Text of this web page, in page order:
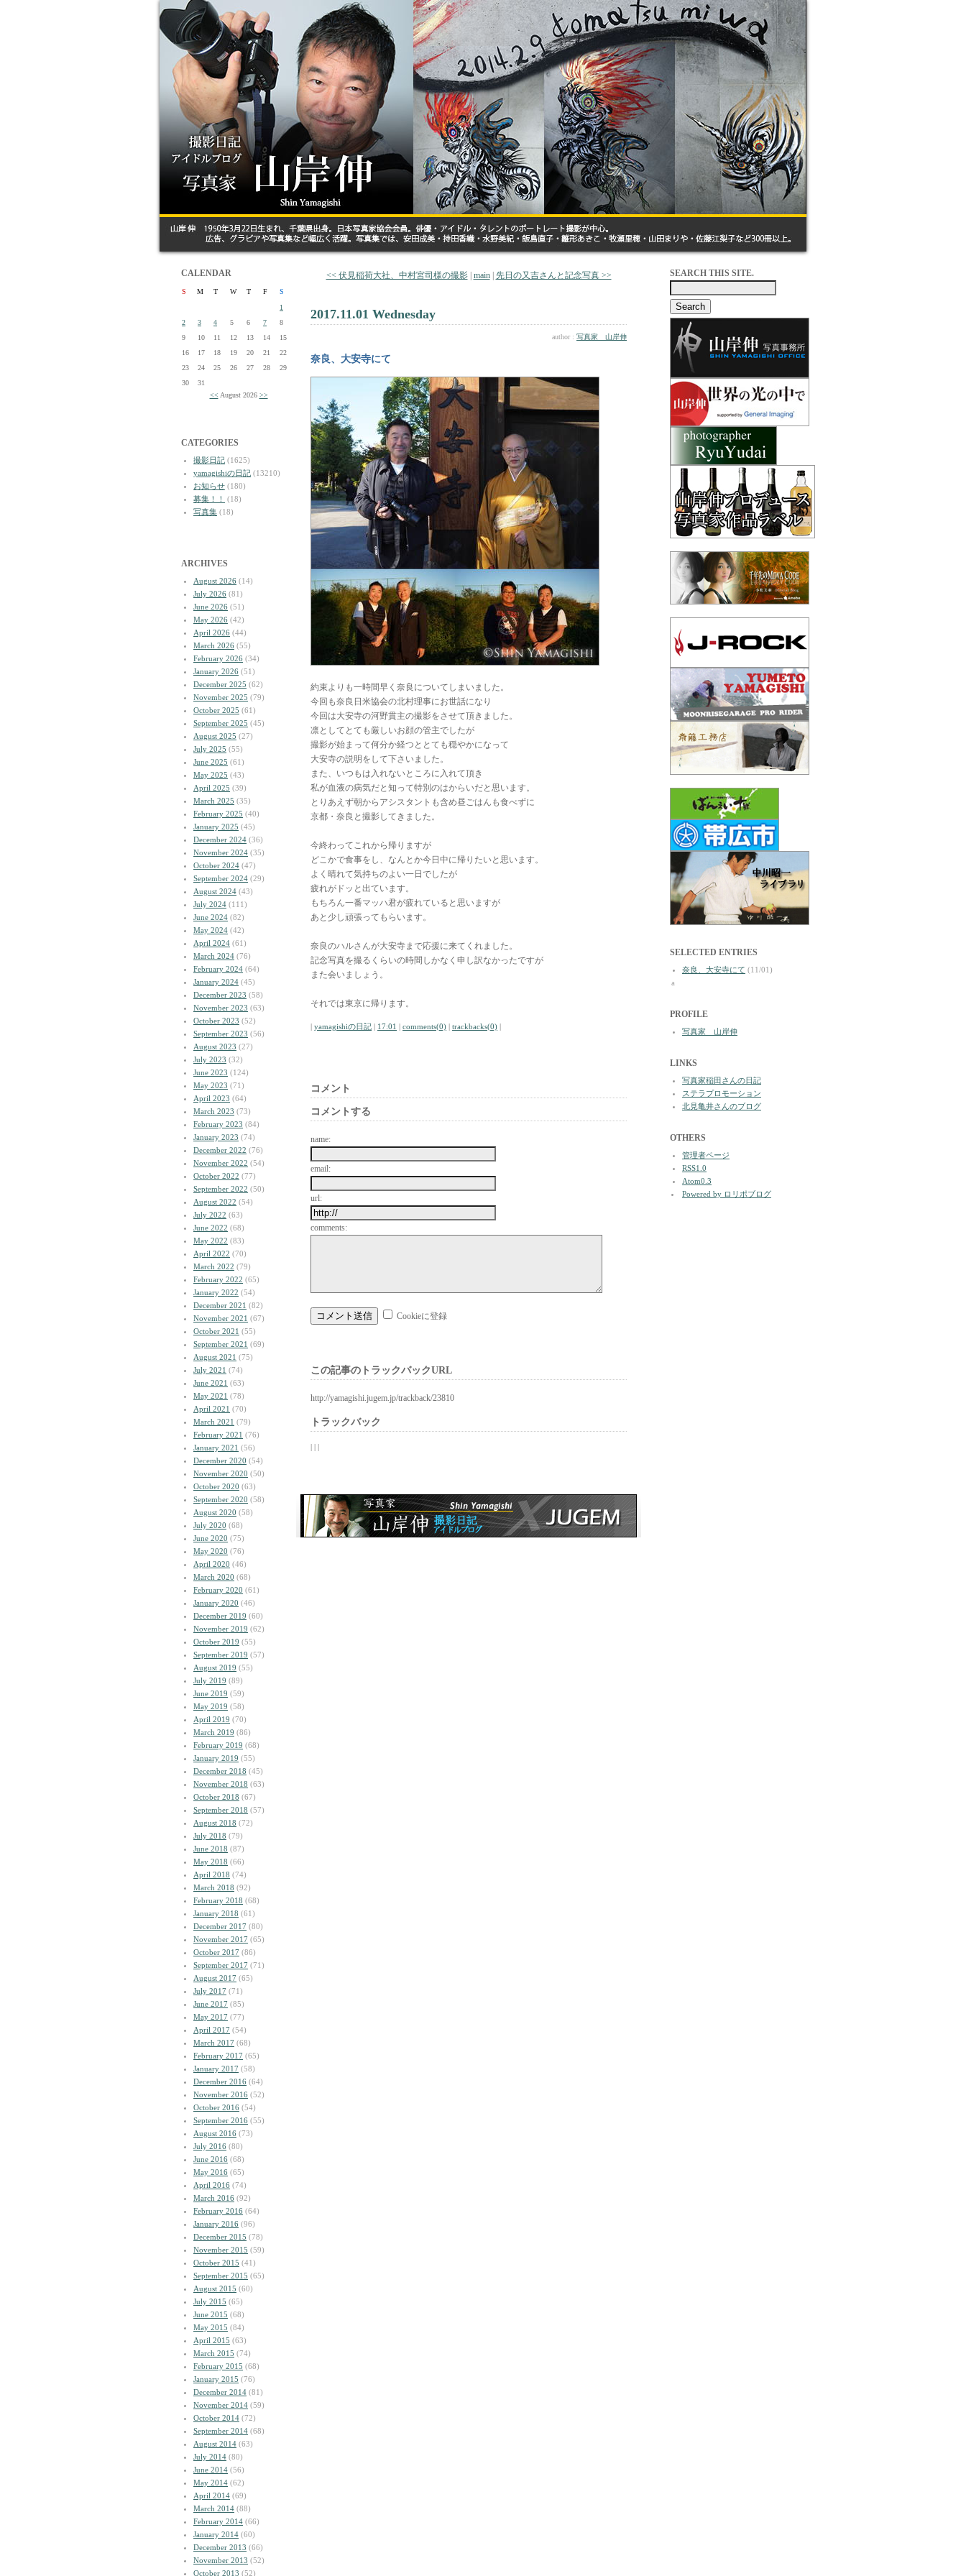
CALENDAR
S M T W T F
S
1
2
3 4 5 6 7
8
9
10 11 12 13 14
15
16
17 18 19 20 21
22
23
24 25 26 27 28
29
30
31
<< August 2026 >>
CATEGORIES
撮影日記 (1625)
yamagishiの日記 (13210)
お知らせ (180)
募集！！
(18)
写真集 (18)
ARCHIVES
August 2026 (14)
July 2026 (81)
June 2026 (51)
May 2026 (42)
April 2026 (44)
March 2026 (55)
February 2026 (34)
January 2026 (51)
December 2025 (62)
November 2025 (79)
October 2025 (61)
September 2025 (45)
August 2025 (27)
July 2025 (55)
June 2025 (61)
May 2025 (43)
April 2025 (39)
March 2025 (35)
February 2025 (40)
January 2025 (45)
December 2024 (36)
November 2024 (35)
October 2024 (47)
September 2024 (29)
August 2024 (43)
July 2024 (111)
June 2024 (82)
May 2024 (42)
April 2024 (61)
March 2024 (76)
February 2024 (64)
January 2024 (45)
December 2023 (58)
November 2023 (63)
October 2023 (52)
September 2023 (56)
August 2023 (27)
July 2023 (32)
June 2023 (124)
May 2023 (71)
April 2023 (64)
March 2023 (73)
February 2023 (84)
January 2023 (74)
December 2022 (76)
November 2022 (54)
October 2022 (77)
September 2022 (50)
August 2022 (54)
July 2022 (63)
June 2022 (68)
May 2022 (83)
April 2022 (70)
March 2022 (79)
February 2022 (65)
January 2022 (54)
December 2021 (82)
November 2021 (67)
October 2021 (55)
September 2021 (69)
August 2021 (75)
July 2021 (74)
June 2021 (63)
May 2021 (78)
April 2021 (70)
March 2021 (79)
February 2021 (76)
January 2021 (56)
December 2020 (54)
November 2020 (50)
October 2020 (63)
September 2020 (58)
August 2020 (58)
July 2020 (68)
June 2020 (75)
May 2020 (76)
April 2020 (46)
March 2020 (68)
February 2020 (61)
January 2020 (46)
December 2019 (60)
November 2019 (62)
October 2019 (55)
September 2019 (57)
August 2019 (55)
July 2019 (89)
June 2019 (59)
May 2019 (58)
April 2019 (70)
March 2019 (86)
February 2019 (68)
January 2019 (55)
December 2018 (45)
November 2018 (63)
October 2018 (67)
September 2018 (57)
August 2018 (72)
July 2018 (79)
June 2018 (87)
May 2018 (66)
April 2018 (74)
March 2018 (92)
February 2018 (68)
January 2018 (61)
December 2017 (80)
November 2017 (65)
October 2017 (86)
September 2017 (71)
August 2017 (65)
July 2017 (71)
June 2017 (85)
May 2017 (77)
April 2017 (54)
March 2017 (68)
February 2017 (65)
January 2017 (58)
December 2016 (64)
November 2016 (52)
October 2016 (54)
September 2016 (55)
August 2016 (73)
July 2016 (80)
June 2016 (68)
May 2016 (65)
April 2016 (74)
March 2016 (92)
February 2016 (64)
January 2016 (96)
December 2015 (78)
November 2015 (59)
October 2015 (41)
September 2015 (65)
August 2015 (60)
July 2015 (65)
June 2015 (68)
May 2015 (84)
April 2015 (63)
March 2015 (74)
February 2015 (68)
January 2015 (76)
December 2014 (81)
November 2014 (59)
October 2014 (72)
September 2014 (68)
August 2014 (63)
July 2014 (80)
June 2014 (56)
May 2014 (62)
April 2014 (69)
March 2014 (88)
February 2014 (66)
January 2014 (60)
December 2013 (66)
November 2013 (52)
October 2013 (52)
<< 伏見稲荷大社、中村宮司様の撮影| main| 先日の又吉さんと記念写真 >>
2017.11.01 Wednesday
author : 写真家 山岸伸
奈良、大安寺にて
約束よりも一時間早く奈良についてしまいました。
今回も奈良日米協会の北村理事にお世話になり
今回は大安寺の河野貫主の撮影をさせて頂きました。
凛としてとても厳しいお顔の管主でしたが
撮影が始まって何分か経つととても穏やかになって
大安寺の説明をして下さいました。
また、いつもは入れないところに入れて頂き
私が血液の病気だと知って特別のはからいだと思います。
とりあえず朝からアシスタントも含め昼ごはんも食べずに
京都・奈良と撮影してきました。
今終わってこれから帰りますが
どこかで食事をし、なんとか今日中に帰りたいと思います。
よく晴れて気持ちのよい一日でしたが
疲れがドッと出ています。
もちろん一番マッハ君が疲れていると思いますが
あと少し頑張ってもらいます。
奈良のハルさんが大安寺まで応援に来てくれました。
記念写真を撮るくらいの時間しかなく申し訳なかったですが
また会いましょう。
それでは東京に帰ります。
| yamagishiの日記 | 17:01 | comments(0) | trackbacks(0) |
コメント
コメントする
name:
email:
url:
comments:
Cookieに登録
この記事のトラックバックURL
http://yamagishi.jugem.jp/trackback/23810
トラックバック
| | |
SEARCH THIS SITE.
SELECTED ENTRIES
奈良、大安寺にて (11/01)
a
PROFILE
写真家 山岸伸
LINKS
写真家稲田さんの日記
ステラプロモーション
北見亀井さんのブログ
OTHERS
管理者ページ
RSS1.0
Atom0.3
Powered by ロリポブログ